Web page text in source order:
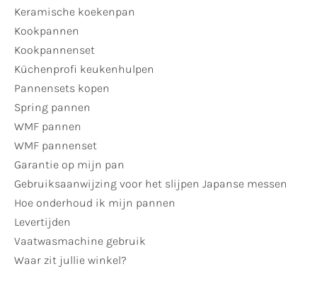
Keramische koekenpan
Kookpannen
Kookpannenset
Küchenprofi keukenhulpen
Pannensets kopen
Spring pannen
WMF pannen
WMF pannenset
Garantie op mijn pan
Gebruiksaanwijzing voor het slijpen Japanse messen
Hoe onderhoud ik mijn pannen
Levertijden
Vaatwasmachine gebruik
Waar zit jullie winkel?